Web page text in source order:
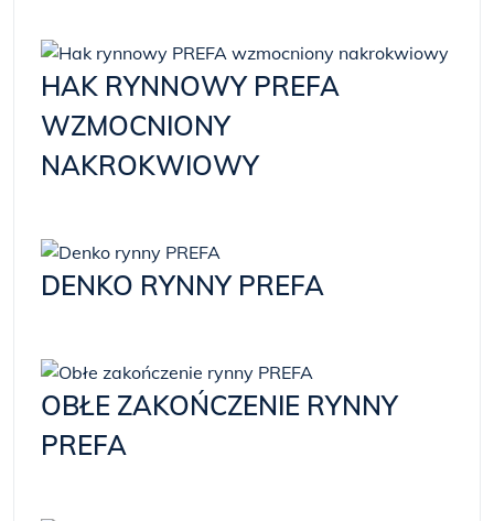
HAK RYNNOWY PREFA
WZMOCNIONY
NAKROKWIOWY
DENKO RYNNY PREFA
OBŁE ZAKOŃCZENIE RYNNY
PREFA